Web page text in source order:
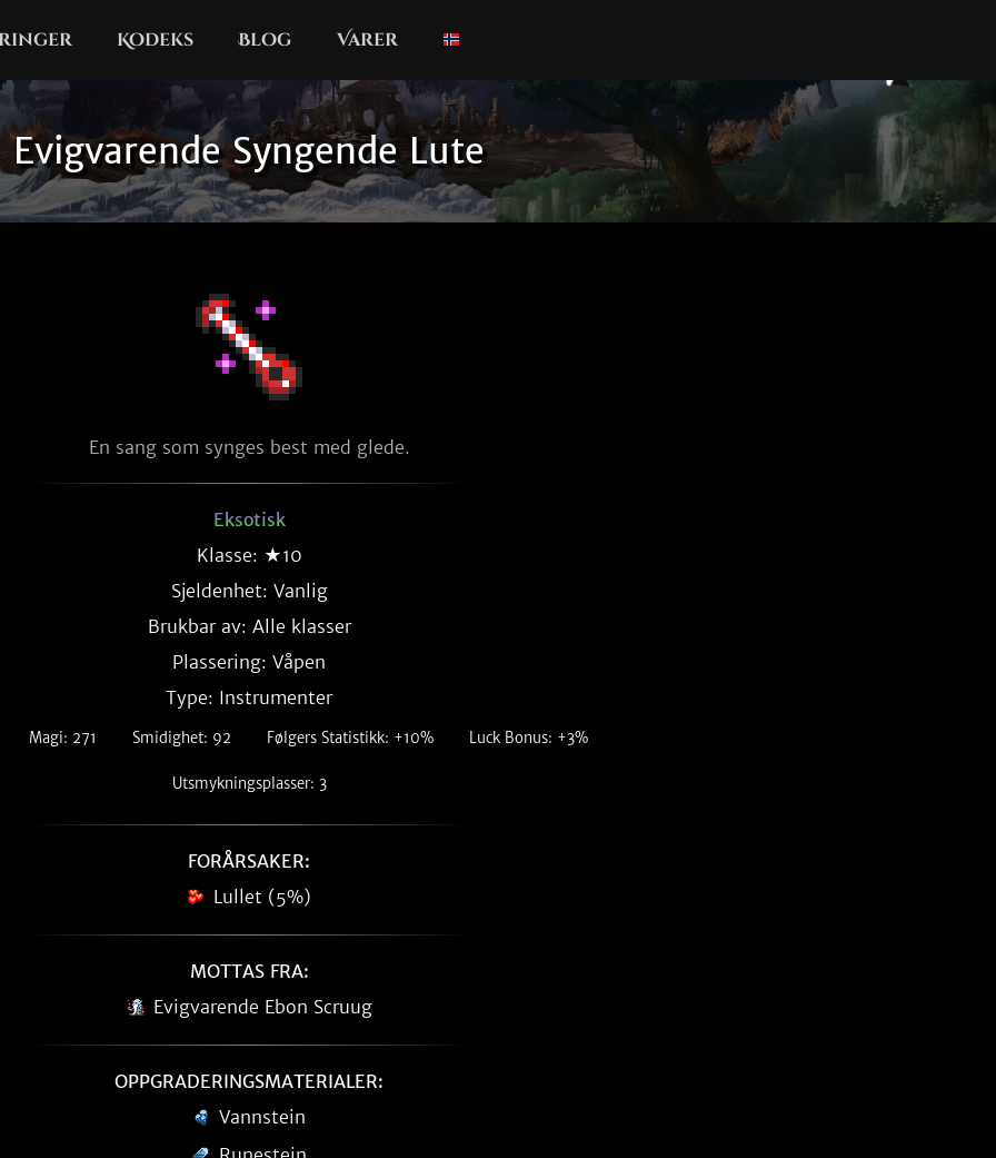
Kodeks Blog Varer
Evigvarende Syngende Lute
En sang som synges best med glede.
Eksotisk
Klasse: ★10
Sjeldenhet: Vanlig
Brukbar av: Alle klasser
Plassering: Våpen
Type: Instrumenter
Magi: 271 Smidighet: 92 Følgers Statistikk: +10% Luck Bonus: +3%
Utsmykningsplasser: 3
FORÅRSAKER:
Lullet (5%)
MOTTAS FRA:
Evigvarende Ebon Scruug
OPPGRADERINGSMATERIALER:
Vannstein